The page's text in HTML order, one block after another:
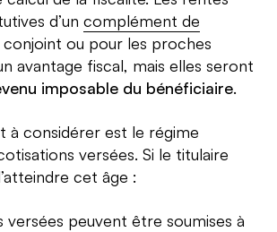
d’un complément de
ou pour les proches
avantage fiscal, mais elles seront
imposable du bénéficiaire.
à considérer est le régime
versées. Si le titulaire
cet âge :
versées peuvent être soumises à